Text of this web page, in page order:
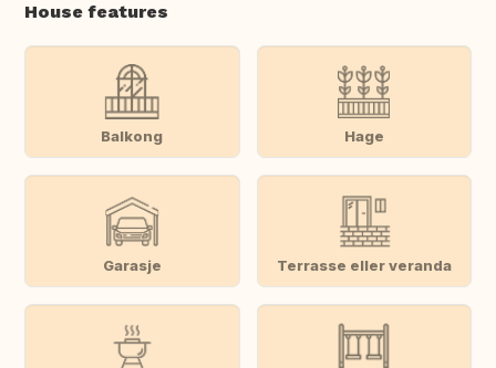
House features
Balkong Hage
Garasje Terrasse eller veranda